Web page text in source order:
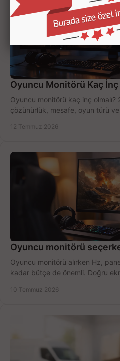
Oyuncu Monitörü Kaç İnç
Oyuncu monitörü kaç inç olmalı?
çözünürlük, mesafe, oyun türü
12 Temmuz 2026
Oyuncu monitörü
Oyuncu monitörü alırken Hz,
kadar bütçe de önemli. Doğru
10 Temmuz 2026